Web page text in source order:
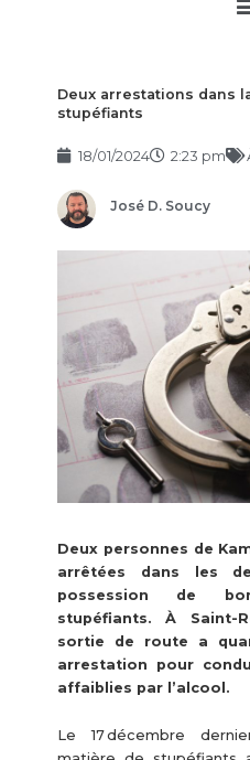
Deux arrestations dans
stupéfiants
18/01/2024 2:23 pm
José D. Soucy
Deux personnes de
arrêtées dans les
possession de
stupéfiants. À Saint-
sortie de route a
arrestation pour
affaiblies par l’alcool.
Le 17 décembre